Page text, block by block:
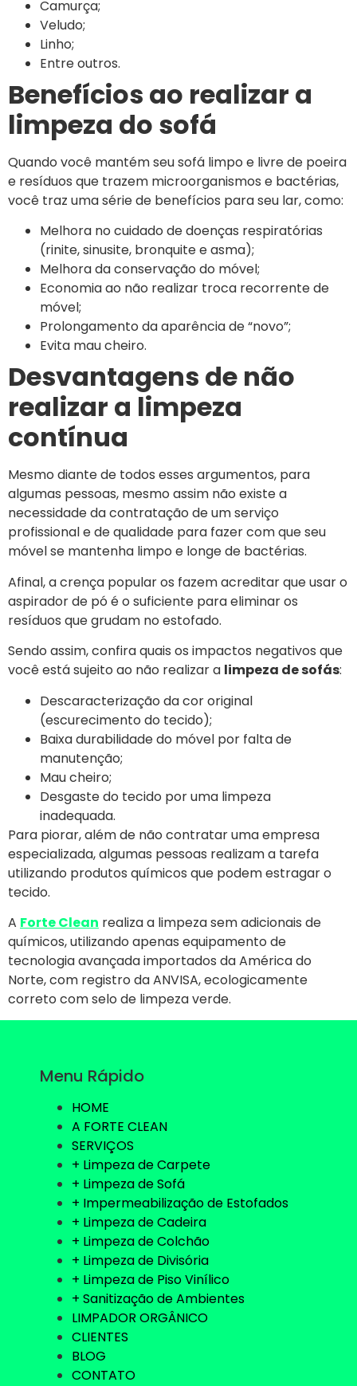
Camurça;
Veludo;
Linho;
Entre outros.
Benefícios ao realizar a
limpeza do sofá
Quando você mantém seu sofá limpo e livre de poeira
e resíduos que trazem microorganismos e bactérias,
você traz uma série de benefícios para seu lar, como:
Melhora no cuidado de doenças respiratórias
(rinite, sinusite, bronquite e asma);
Melhora da conservação do móvel;
Economia ao não realizar troca recorrente de
móvel;
Prolongamento da aparência de “novo”;
Evita mau cheiro.
Desvantagens de não
realizar a limpeza
contínua
Mesmo diante de todos esses argumentos, para
algumas pessoas, mesmo assim não existe a
necessidade da contratação de um serviço
profissional e de qualidade para fazer com que seu
móvel se mantenha limpo e longe de bactérias.
Afinal, a crença popular os fazem acreditar que usar o
aspirador de pó é o suficiente para eliminar os
resíduos que grudam no estofado.
Sendo assim, confira quais os impactos negativos que
você está sujeito ao não realizar a limpeza de sofás:
Descaracterização da cor original
(escurecimento do tecido);
Baixa durabilidade do móvel por falta de
manutenção;
Mau cheiro;
Desgaste do tecido por uma limpeza
inadequada.
Para piorar, além de não contratar uma empresa
especializada, algumas pessoas realizam a tarefa
utilizando produtos químicos que podem estragar o
tecido.
A Forte Clean realiza a limpeza sem adicionais de
químicos, utilizando apenas equipamento de
tecnologia avançada importados da América do
Norte, com registro da ANVISA, ecologicamente
correto com selo de limpeza verde.
Menu Rápido
HOME
A FORTE CLEAN
SERVIÇOS
+ Limpeza de Carpete
+ Limpeza de Sofá
+ Impermeabilização de Estofados
+ Limpeza de Cadeira
+ Limpeza de Colchão
+ Limpeza de Divisória
+ Limpeza de Piso Vinílico
+ Sanitização de Ambientes
LIMPADOR ORGÂNICO
CLIENTES
BLOG
CONTATO